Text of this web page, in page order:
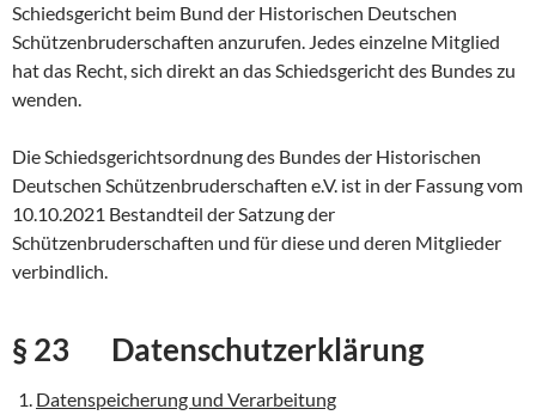
Schiedsgericht beim Bund der Historischen Deutschen
Schützenbruderschaften anzurufen. Jedes einzelne Mitglied
hat das Recht, sich direkt an das Schiedsgericht des Bundes zu
wenden.
Die Schiedsgerichtsordnung des Bundes der Historischen
Deutschen Schützenbruderschaften e.V. ist in der Fassung vom
10.10.2021 Bestandteil der Satzung der
Schützenbruderschaften und für diese und deren Mitglieder
verbindlich.
§ 23 Datenschutzerklärung
Datenspeicherung und Verarbeitung